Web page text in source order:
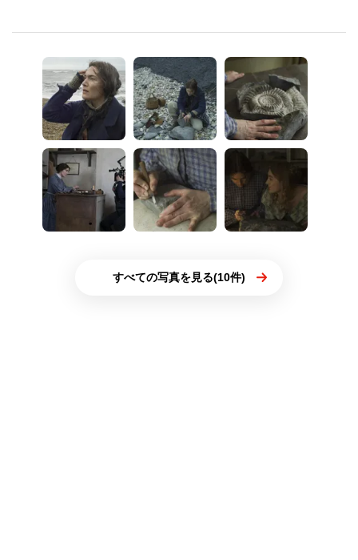
すべての写真を見る(10件)